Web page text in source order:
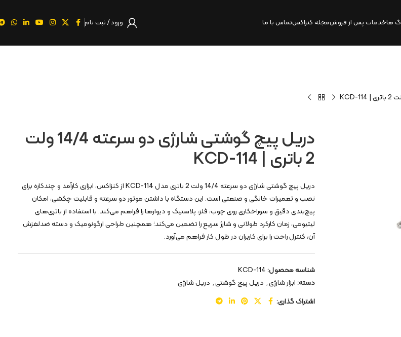
هاخدمات پس از فروشمجله کنزاکستماس با ما ورود / ثبت نام
دریل پیچ گوشتی شارژی دو سرعته 14/4 ولت
2 باتری | KCD-114
دریل پیچ گوشتی شارژی دو سرعته 14/4 ولت 2 باتری مدل KCD-114 از کنزاکس، ابزاری کارآمد و چندکاره برای
نصب و تعمیرات خانگی و صنعتی است. این دستگاه با داشتن موتور دو سرعته و قابلیت چکشی، امکان
پیچ‌بندی دقیق و سوراخکاری روی چوب، فلز، پلاستیک و دیوارها را فراهم می‌کند. با استفاده از باتری‌های
لیتیومی، زمان کارکرد طولانی و شارژ سریع را تضمین می‌کند؛ همچنین طراحی ارگونومیک و دسته ضدلغزش
آن، کنترل راحت را برای کاربران در طول کار فراهم می‌آورد.
شناسه محصول:KCD-114
دسته:ابزار شارژی, دریل پیچ گوشتی, دریل شارژی
اشتراک گذاری: